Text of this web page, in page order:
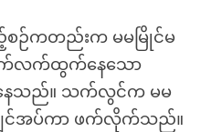
ကတည်းက မမမြိုင်မ
လက်ထွက်နေသော
ည့်နေသည်။ သက်လွင်က မမ
ျင်အပ်ကာ ဖက်လိုက်သည်။